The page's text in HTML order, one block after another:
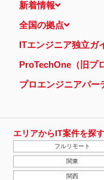
新着情報
全国の拠点
ITエンジニア独立ガ
ProTechOne（旧プ
プロエンジニアパー
エリアからIT案件を探す
フルリモート
関東
関西